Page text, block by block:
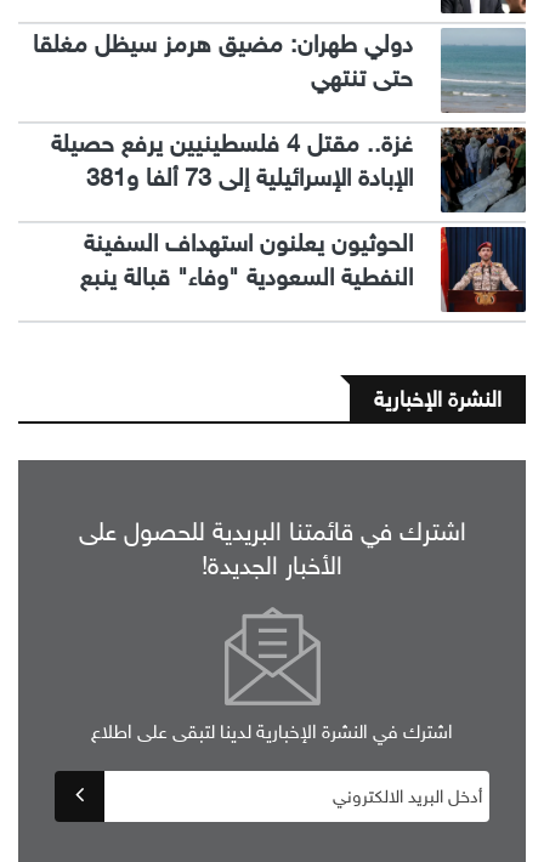
دولي طهران: مضيق هرمز سيظل مغلقا
حتى تنتهي
غزة.. مقتل 4 فلسطينيين يرفع حصيلة
الإبادة الإسرائيلية إلى 73 ألفا و381
الحوثيون يعلنون استهداف السفينة
النفطية السعودية "وفاء" قبالة ينبع
النشرة الإخبارية
اشترك في قائمتنا البريدية للحصول على
الأخبار الجديدة!
اشترك في النشرة الإخبارية لدينا لتبقى على اطلاع